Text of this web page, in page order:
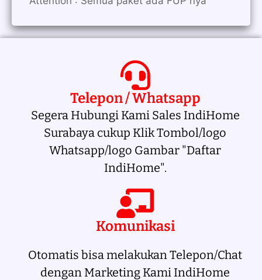
Telepon / Whatsapp
Segera Hubungi Kami Sales IndiHome
Surabaya cukup Klik Tombol/logo
Whatsapp/logo Gambar "Daftar
IndiHome".
Komunikasi
Otomatis bisa melakukan Telepon/Chat
dengan Marketing Kami IndiHome